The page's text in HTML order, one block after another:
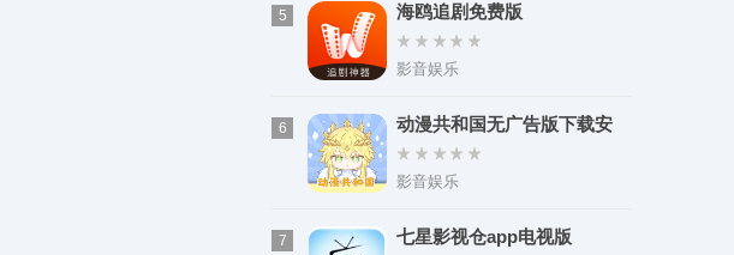
5 海鸥追剧免费版
影音娱乐
6
动漫共和国无广告版下载安
装
影音娱乐
7 七星影视仓app电视版